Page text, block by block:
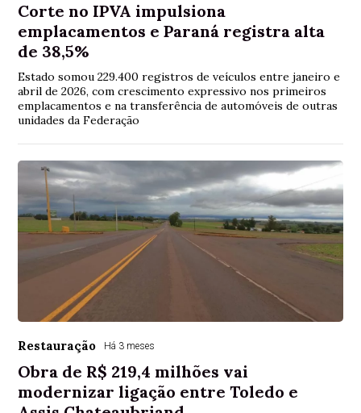
Corte no IPVA impulsiona
emplacamentos e Paraná registra alta
de 38,5%
Estado somou 229.400 registros de veículos entre janeiro e
abril de 2026, com crescimento expressivo nos primeiros
emplacamentos e na transferência de automóveis de outras
unidades da Federação
Restauração Há 3 meses
Obra de R$ 219,4 milhões vai
modernizar ligação entre Toledo e